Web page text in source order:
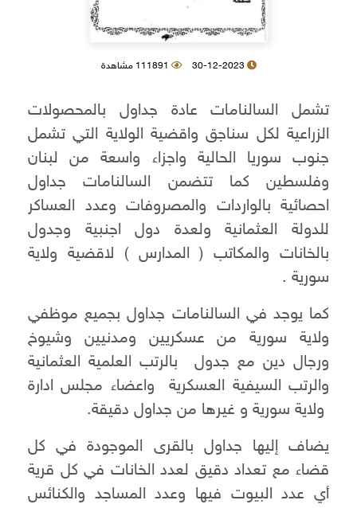
30-12-2023 111891 مشاهدة
تشمل السالنامات عادة جداول بالمحصولات
الزراعية لكل سناجق واقضية الولاية التي تشمل
جنوب سوريا الحالية واجزاء واسعة من لبنان
وفلسطين كما تتضمن السالنامات جداول
احصائية بالواردات والمصروفات وعدد العساكر
للدولة العثمانية ولعدة دول اجنبية وجدول
بالخانات والمكاتب ( المدارس ) لاقضية ولاية
سورية .
كما يوجد في السالنامات جداول بجميع موظفي
ولاية سورية من عسكريين ومدنيين وشيوخ
ورجال دين مع جدول بالرتب العلمية العثمانية
والرتب السيفية العسكرية واعضاء مجلس ادارة
ولاية سورية و غيرها من جداول دقيقة.
يضاف إليها جداول بالقرى الموجودة في كل
قضاء مع تعداد دقيق لعدد الخانات في كل قرية
أي عدد البيوت فيها وعدد المساجد والكنائس